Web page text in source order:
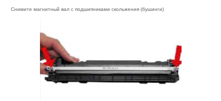
Снимите магнитный вал с подшипниками скольжения (бушинги)